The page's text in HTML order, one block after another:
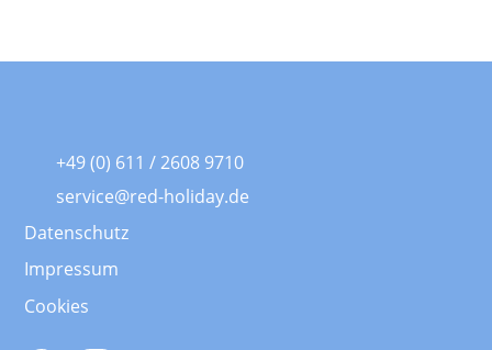
+49 (0) 611 / 2608 9710
service@red-holiday.de
Datenschutz
Impressum
Cookies